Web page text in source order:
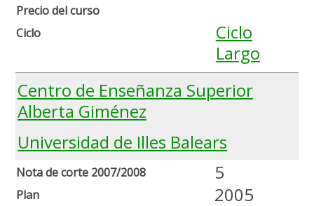
Precio del curso
Ciclo
Ciclo
Largo
Centro de Enseñanza Superior
Alberta Giménez
Universidad de Illes Balears
Nota de corte 2007/2008
Plan
5
2005